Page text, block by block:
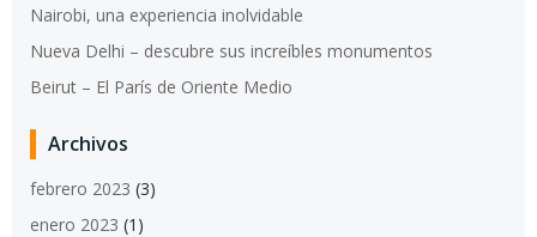
Nairobi, una experiencia inolvidable
Nueva Delhi – descubre sus increíbles monumentos
Beirut – El París de Oriente Medio
Archivos
febrero 2023 (3)
enero 2023 (1)